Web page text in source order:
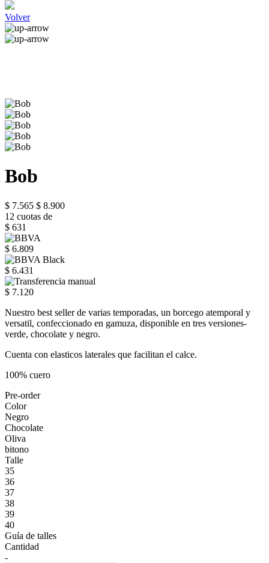
Volver
Bob
$ 7.565 $ 8.900
12 cuotas de
$ 631
$ 6.809
$ 6.431
$ 7.120
Nuestro best seller de varias temporadas, un borcego atemporal y
versatil, confeccionado en gamuza, disponible en tres versiones-
verde, chocolate y negro.
Cuenta con elasticos laterales que facilitan el calce.
100% cuero
Pre-order
Color
Negro
Chocolate
Oliva
bitono
Talle
35
36
37
38
39
40
Guía de talles
Cantidad
-